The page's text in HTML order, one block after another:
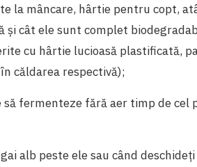
la mâncare, hârtie pentru copt,
și cât ele sunt complet
cu hârtie lucioasă plastificată,
căldarea respectivă);
să fermenteze fără aer timp de cel
alb peste ele sau când